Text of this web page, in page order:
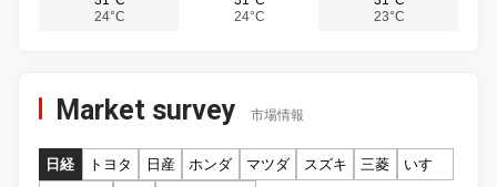
24°C
24°C
23°C
Market survey 市場情報
日経 トヨタ 日産 ホンダ マツダ スズキ 三菱
いすゞ